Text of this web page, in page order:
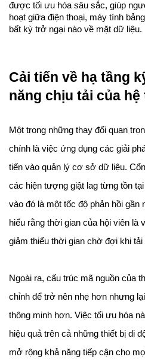
được tối ưu hóa sâu sắc, giúp
hoạt giữa điện thoại, máy tính
bất kỳ trở ngại nào về mặt dữ liệu.
Cải tiến về hạ tầng
năng chịu tải của hệ
Một trong những thay đổi quan
chính là việc ứng dụng các giải
tiến vào quản lý cơ sở dữ liệu.
các hiện tượng giật lag từng tồn
vào đó là một tốc độ phản hồi
hiểu rằng thời gian của hội viên là
giảm thiểu thời gian chờ đợi khi tải
Ngoài ra, cấu trúc mã nguồn của
chỉnh để trở nên nhẹ hơn nhưng
thông minh hơn. Việc tối ưu hóa
hiệu quả trên cả những thiết bị di
mở rộng khả năng tiếp cận cho